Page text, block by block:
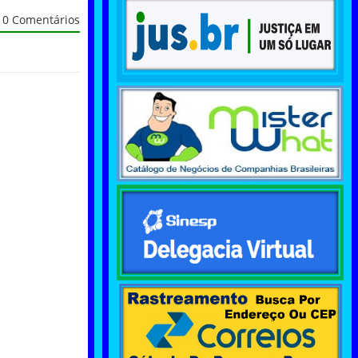
0 Comentários